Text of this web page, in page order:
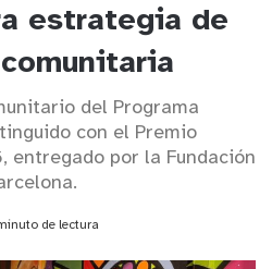
estrategia de
del Programa
con el Premio
entregado por la Fundación
de lectura